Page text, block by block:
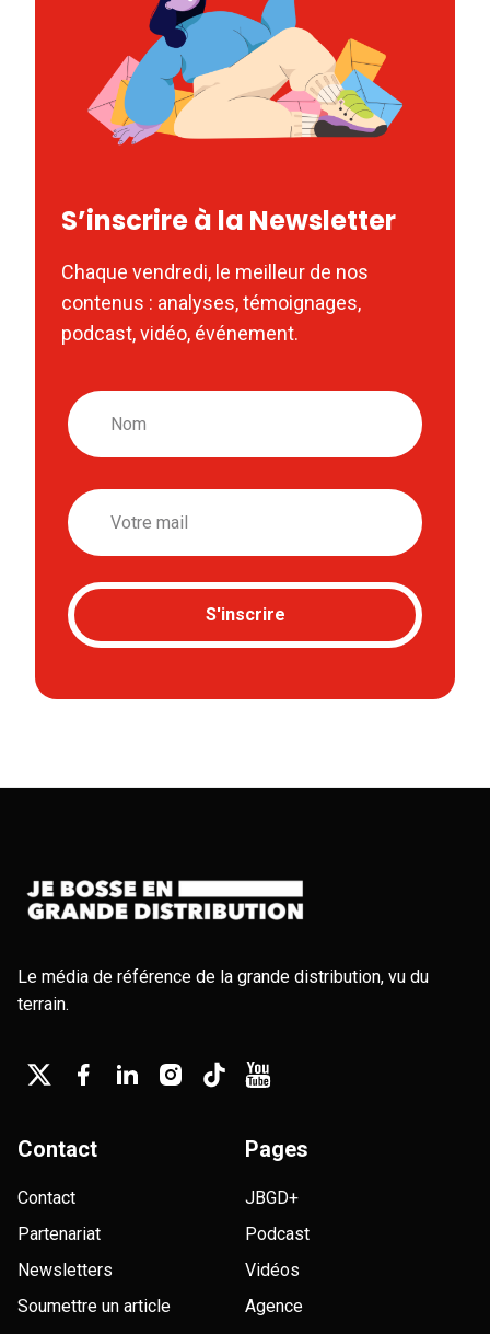
S’inscrire à la Newsletter
Chaque vendredi, le meilleur de nos
contenus : analyses, témoignages,
podcast, vidéo, événement.
Nom
Email
S'inscrire
Le média de référence de la grande distribution, vu du
terrain.
Contact
Contact
Partenariat
Newsletters
Soumettre un article
Pages
JBGD+
Podcast
Vidéos
Agence